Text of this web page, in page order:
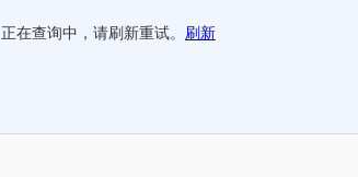
正在查询中，请刷新重试。 刷新